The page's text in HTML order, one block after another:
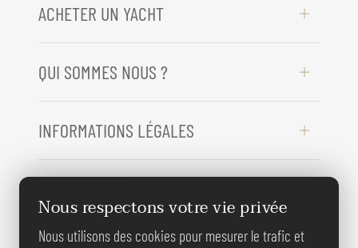
ACHETER UN YACHT
QUI SOMMES NOUS ?
INFORMATIONS LÉGALES
Nous respectons votre vie privée
Nous utilisons des cookies pour mesurer le trafic et